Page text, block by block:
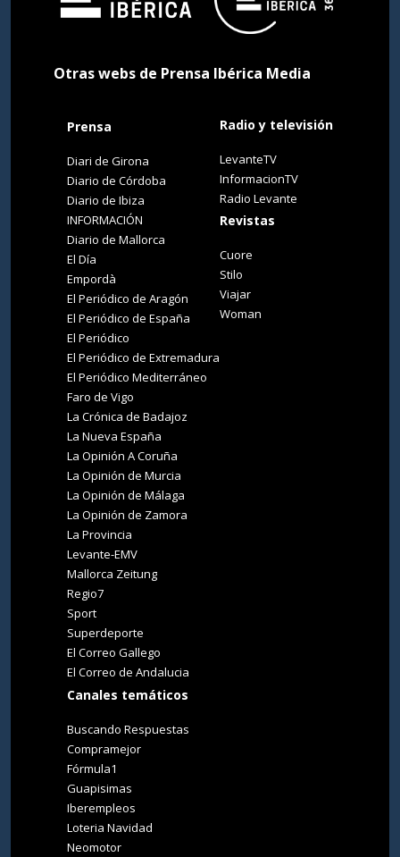
Otras webs de Prensa Ibérica Media
Prensa
Diari de Girona
Diario de Córdoba
Diario de Ibiza
INFORMACIÓN
Diario de Mallorca
El Día
Empordà
El Periódico de Aragón
El Periódico de España
El Periódico
El Periódico de Extremadura
El Periódico Mediterráneo
Faro de Vigo
La Crónica de Badajoz
La Nueva España
La Opinión A Coruña
La Opinión de Murcia
La Opinión de Málaga
La Opinión de Zamora
La Provincia
Levante-EMV
Mallorca Zeitung
Regio7
Sport
Superdeporte
El Correo Gallego
El Correo de Andalucia
Canales temáticos
Buscando Respuestas
Compramejor
Fórmula1
Guapisimas
Iberempleos
Loteria Navidad
Neomotor
Radio y televisión
LevanteTV
InformacionTV
Radio Levante
Revistas
Cuore
Stilo
Viajar
Woman